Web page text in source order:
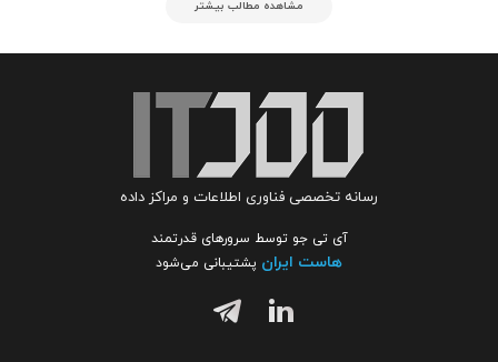
مشاهده مطالب بیشتر
رسانه تخصصی فناوری اطلاعات و مراکز داده
آی تی جو توسط سرورهای قدرتمند
هاست ایران پشتیبانی می‌شود